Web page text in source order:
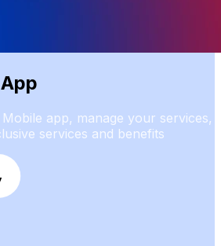
app, manage your services,
services and benefits